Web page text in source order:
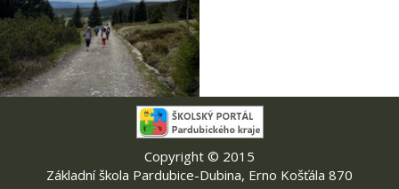
Copyright © 2015
Základní škola Pardubice-Dubina, Erno Košťála 870